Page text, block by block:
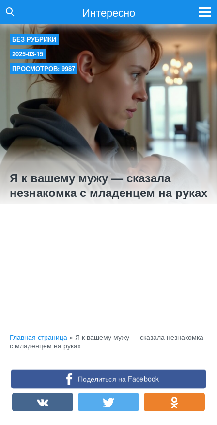
Интересно
БЕЗ РУБРИКИ
2025-03-15
ПРОСМОТРОВ: 9987
Я к вашему мужу — сказала
незнакомка с младенцем на руках
Главная страница » Я к вашему мужу — сказала незнакомка
с младенцем на руках
Поделиться на Facebook